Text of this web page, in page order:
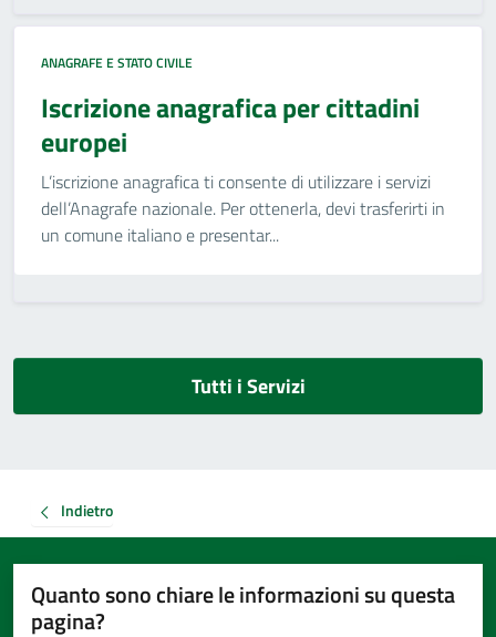
ANAGRAFE E STATO CIVILE
Iscrizione anagrafica per cittadini
europei
L’iscrizione anagrafica ti consente di utilizzare i servizi
dell’Anagrafe nazionale. Per ottenerla, devi trasferirti in
un comune italiano e presentar...
Tutti i Servizi
Indietro
Quanto sono chiare le informazioni su questa
pagina?